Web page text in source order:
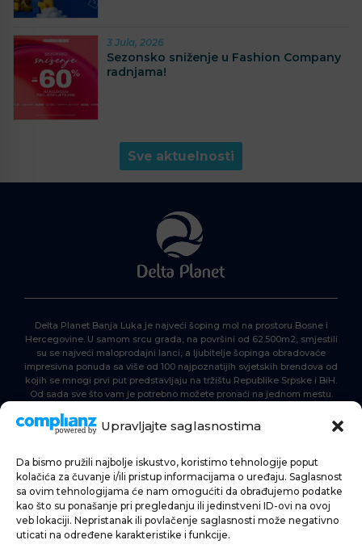
Upravljajte saglasnostima
Da bismo pružili najbolje iskustvo, koristimo tehnologije poput
kolačića za čuvanje i/ili pristup informacijama o uređaju. Saglasnost
sa ovim tehnologijama će nam omogućiti da obrađujemo podatke
kao što su ponašanje pri pregledanju ili jedinstveni ID-ovi na ovoj
veb lokaciji. Nepristanak ili povlačenje saglasnosti može negativno
uticati na određene karakteristike i funkcije.
3 Jula, 2026
Sezonsko sniženje u Fashion Company
radnjama!
Sve aktuelnosti
Delta Planet Banja Luka je najveći šoping mol na prostoru Bosne i
Hercegovine. U samom srcu grada, na površini od 62.500m2, smjestili
su se najveći maloprodajni lanci, a ljubitelje šopinga obradovaće
impresivna ponuda sa više od 100 najpoznatijih svjetskih brendova od
kojih se mnogi prvi put predstavljaju na tržištu Republike Srpske i BiH.
Od sada sve što vam je potrebno možete pronaći na jednom mestu.
POČETNA
ŠOPING
AKTUELNOSTI